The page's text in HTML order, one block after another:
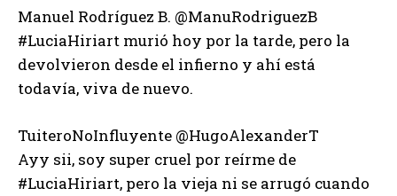
Manuel Rodríguez B. ‏@ManuRodriguezB
#LuciaHiriart murió hoy por la tarde, pero la
devolvieron desde el infierno y ahí está
todavía, viva de nuevo.
TuiteroNoInfluyente ‏@HugoAlexanderT
Ayy sii, soy super cruel por reírme de
#LuciaHiriart, pero la vieja ni se arrugó cuando